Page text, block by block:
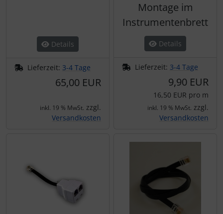
Details
Lieferzeit: 3-4 Tage
65,00 EUR
inkl. 19 % MwSt. zzgl.
Versandkosten
Montage im
Instrumentenbrett
Details
Lieferzeit: 3-4 Tage
9,90 EUR
16,50 EUR pro m
inkl. 19 % MwSt. zzgl.
Versandkosten